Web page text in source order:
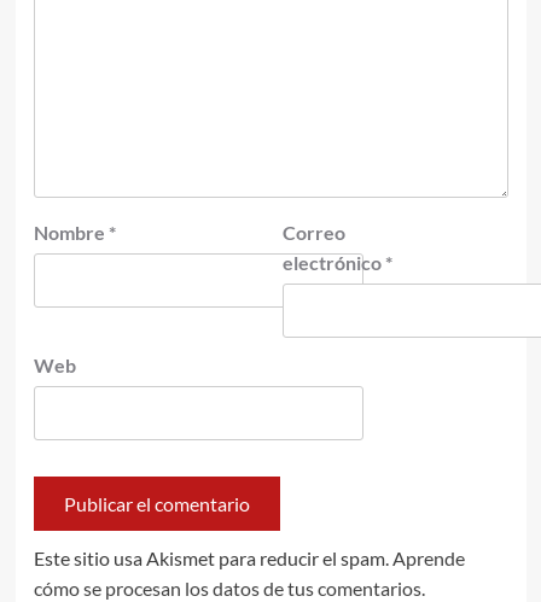
Nombre *
Correo
electrónico *
Web
Este sitio usa Akismet para reducir el spam.Aprende
cómo se procesan los datos de tus comentarios.